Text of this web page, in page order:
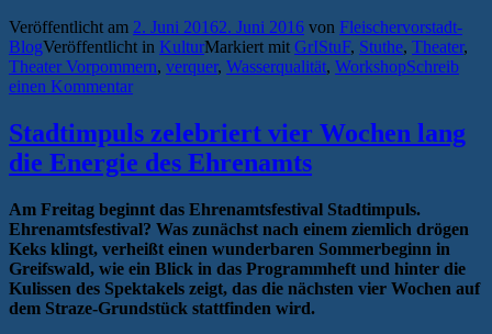
am
Theater
Vorpommern
—
„Volksfeind“
goes
Simbabwe“
Veröffentlicht am 2. Juni 20162. Juni 2016 von Fleischervorstadt-
BlogVeröffentlicht in KulturMarkiert mit GrIStuF, Stuthe, Theater,
Theater Vorpommern, verquer, Wasserqualität, WorkshopSchreib
einen Kommentar
Stadtimpuls zelebriert vier Wochen lang
die Energie des Ehrenamts
Am Freitag beginnt das Ehrenamtsfestival Stadtimpuls.
Ehrenamtsfestival? Was zunächst nach einem ziemlich drögen
Keks klingt, verheißt einen wunderbaren Sommerbeginn in
Greifswald, wie ein Blick in das Programmheft und hinter die
Kulissen des Spektakels zeigt, das die nächsten vier Wochen auf
dem Straze-Grundstück stattfinden wird.